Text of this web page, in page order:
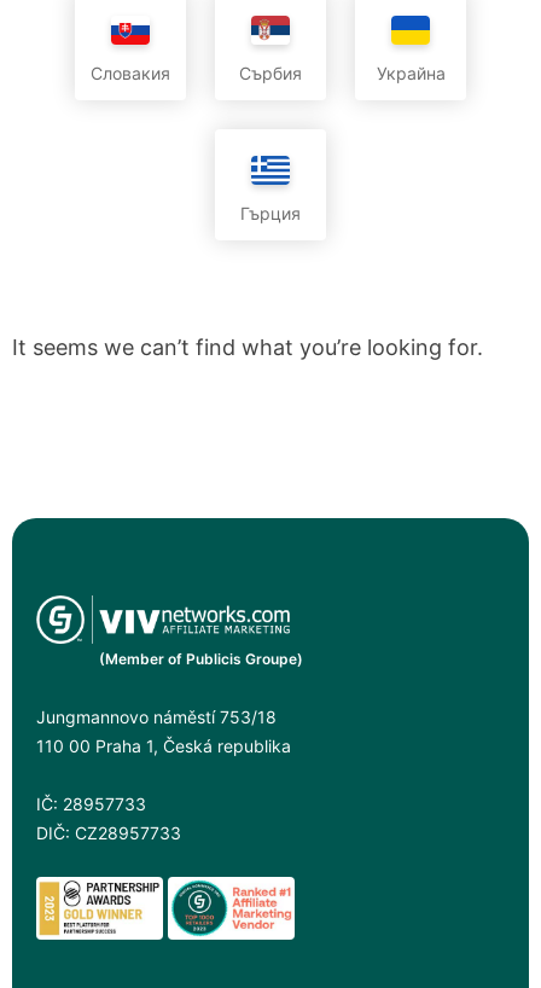
Словакия Сърбия Украйна
Гърция
It seems we can’t find what you’re looking for.
(Member of Publicis Groupe)
Jungmannovo náměstí 753/18
110 00 Praha 1, Česká republika
IČ: 28957733
DIČ: CZ28957733